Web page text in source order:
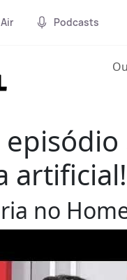
Podcasts
artificial!
no